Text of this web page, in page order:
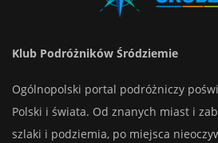
Klub Podróżników Śródziemie
Ogólnopolski portal podróżniczy
Polski i świata. Od znanych miast i
szlaki i podziemia, po miejsca